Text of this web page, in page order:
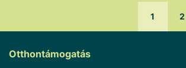
1 2
Otthontámogatás